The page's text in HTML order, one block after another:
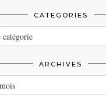
CATEGORIES
ARCHIVES